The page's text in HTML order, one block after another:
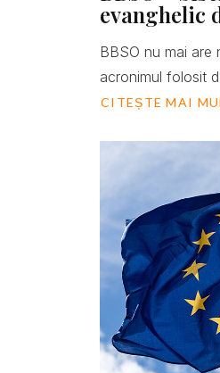
evanghelic
BBSO nu mai are
acronimul folosit
CITEȘTE MAI